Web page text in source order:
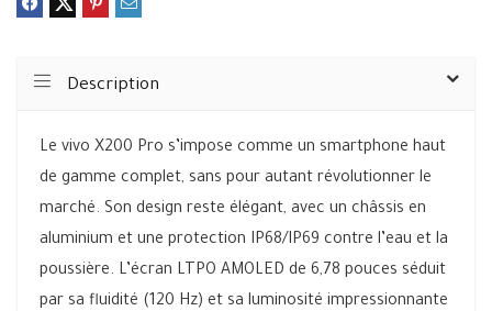
Description
Le vivo X200 Pro s’impose comme un smartphone haut
de gamme complet, sans pour autant révolutionner le
marché. Son design reste élégant, avec un châssis en
aluminium et une protection IP68/IP69 contre l’eau et la
poussière. L’écran LTPO AMOLED de 6,78 pouces séduit
par sa fluidité (120 Hz) et sa luminosité impressionnante